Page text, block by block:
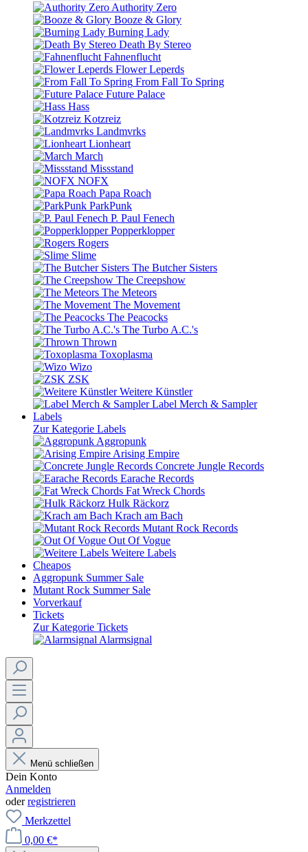
Authority Zero
Booze & Glory
Burning Lady
Death By Stereo
Fahnenflucht
Flower Leperds
From Fall To Spring
Future Palace
Hass
Kotzreiz
Landmvrks
Lionheart
March
Missstand
NOFX
Papa Roach
ParkPunk
P. Paul Fenech
Popperklopper
Rogers
Slime
The Butcher Sisters
The Creepshow
The Meteors
The Movement
The Peacocks
The Turbo A.C.'s
Thrown
Toxoplasma
Wizo
ZSK
Weitere Künstler
Label Merch & Sampler
Labels
Zur Kategorie Labels
Aggropunk
Arising Empire
Concrete Jungle Records
Earache Records
Fat Wreck Chords
Hulk Räckorz
Krach am Bach
Mutant Rock Records
Out Of Vogue
Weitere Labels
Cheapos
Aggropunk Summer Sale
Mutant Rock Summer Sale
Vorverkauf
Tickets
Zur Kategorie Tickets
Alarmsignal
Menü schließen
Dein Konto
Anmelden
oderregistrieren
Merkzettel
0,00 €*